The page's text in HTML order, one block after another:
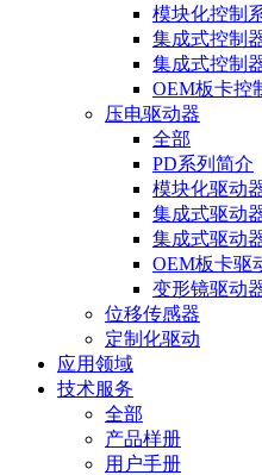
模块化控制
集成式控制
集成式控制
OEM板卡控
压电驱动器
全部
PD系列简介
模块化驱动
集成式驱动
集成式驱动
OEM板卡驱
变形镜驱动
位移传感器
定制化驱动
应用领域
技术服务
全部
产品样册
用户手册